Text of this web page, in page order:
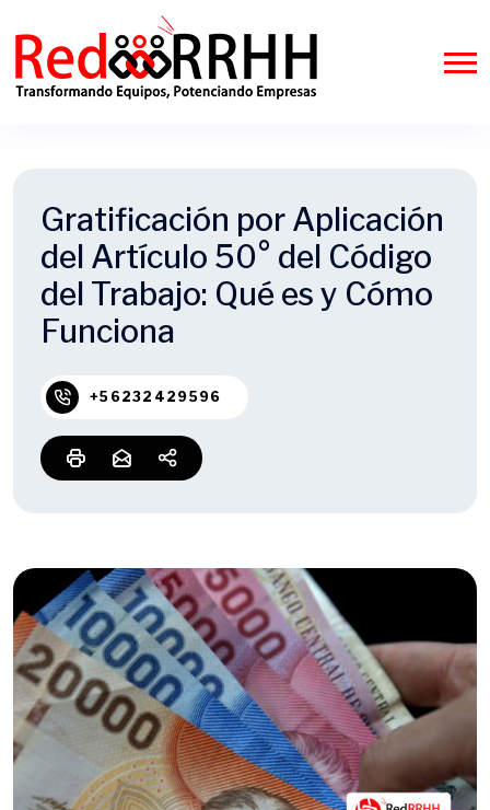
Gratificación por Aplicación
del Artículo 50° del Código
del Trabajo: Qué es y Cómo
Funciona
+56232429596